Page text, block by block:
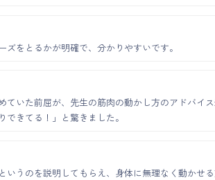
をとるかが明確で、分かりやすいです。
ていた前屈が、先生の筋肉の動かし方のアドバイ
できてる！」と驚きました。
いうのを説明してもらえ、身体に無理なく動かせ